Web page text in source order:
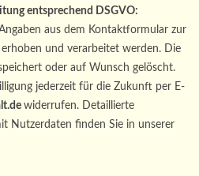
entsprechend DSGVO:
aus dem Kontaktformular zur
und verarbeitet werden. Die
oder auf Wunsch gelöscht.
jederzeit für die Zukunft per E-
widerrufen. Detaillierte
Nutzerdaten finden Sie in unserer